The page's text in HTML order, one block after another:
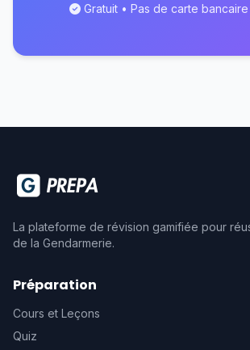
Gratuit • Pas de carte
La plateforme de révision gamifiée pour
de la Gendarmerie.
Préparation
Cours et Leçons
Quiz